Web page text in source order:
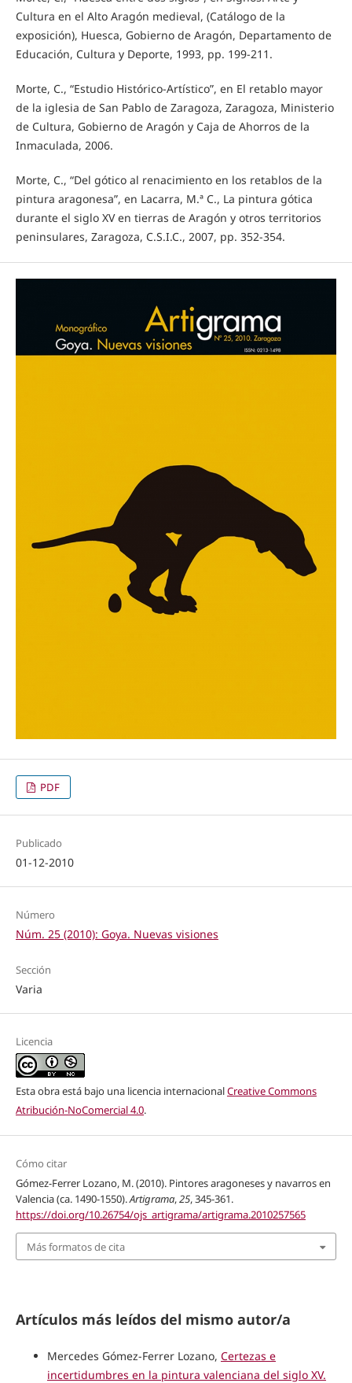
Cultura en el Alto Aragón medieval, (Catálogo de la
exposición), Huesca, Gobierno de Aragón, Departamento de
Educación, Cultura y Deporte, 1993, pp. 199-211.
Morte, C., “Estudio Histórico-Artístico”, en El retablo mayor
de la iglesia de San Pablo de Zaragoza, Zaragoza, Ministerio
de Cultura, Gobierno de Aragón y Caja de Ahorros de la
Inmaculada, 2006.
Morte, C., “Del gótico al renacimiento en los retablos de la
pintura aragonesa”, en Lacarra, M.ª C., La pintura gótica
durante el siglo XV en tierras de Aragón y otros territorios
peninsulares, Zaragoza, C.S.I.C., 2007, pp. 352-354.
PDF
Publicado
01-12-2010
Número
Núm. 25 (2010): Goya. Nuevas visiones
Sección
Varia
Licencia
Esta obra está bajo una licencia internacionalCreative Commons
Atribución-NoComercial 4.0.
Cómo citar
Gómez-Ferrer Lozano, M. (2010). Pintores aragoneses y navarros en
Valencia (ca. 1490-1550).Artigrama,25, 345-361.
https://doi.org/10.26754/ojs_artigrama/artigrama.2010257565
Más formatos de cita
Artículos más leídos del mismo autor/a
Mercedes Gómez-Ferrer Lozano, Certezas e
incertidumbres en la pintura valenciana del siglo XV.